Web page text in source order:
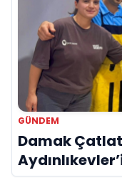
GÜNDEM
Damak
Damak